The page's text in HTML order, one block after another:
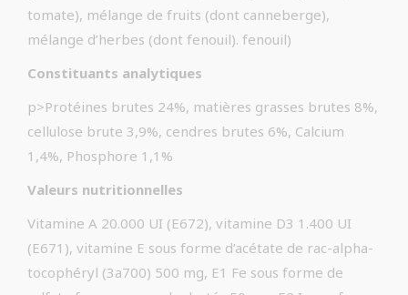
tomate), mélange de fruits (dont canneberge),
mélange d’herbes (dont fenouil). fenouil)
Constituants analytiques
p>Protéines brutes 24%, matières grasses brutes 8%,
cellulose brute 3,9%, cendres brutes 6%, Calcium
1,4%, Phosphore 1,1%
Valeurs nutritionnelles
Vitamine A 20.000 UI (E672), vitamine D3 1.400 UI
(E671), vitamine E sous forme d’acétate de rac-alpha-
tocophéryl (3a700) 500 mg, E1 Fe sous forme de